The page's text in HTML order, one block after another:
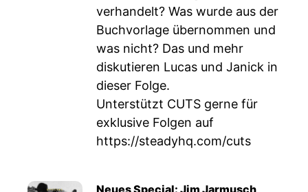
verhandelt? Was wurde aus der
Buchvorlage übernommen und
was nicht? Das und mehr
diskutieren Lucas und Janick in
dieser Folge.
Unterstützt CUTS gerne für
exklusive Folgen auf
https://steadyhq.com/cuts
Neues Special: Jim Jarmusch